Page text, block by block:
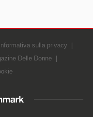
sulla privacy
Delle Donne